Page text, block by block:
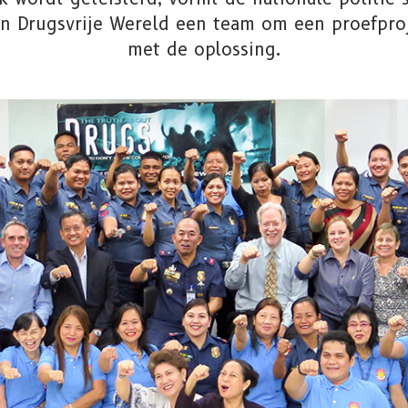
Drugsvrije Wereld een team om een
met de oplossing.